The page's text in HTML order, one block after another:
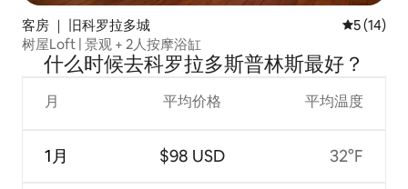
客房 ｜ 旧科罗拉多城 平均评分
5 (14)
树屋Loft | 景观 + 2人按摩浴缸
什么时候去科罗拉多斯普林斯最好？
月
1月
平均价格
$98 USD
平均温度
32°F